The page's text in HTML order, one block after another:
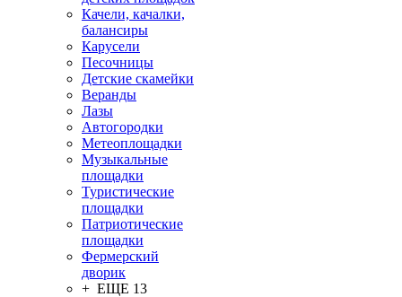
Качели, качалки,
балансиры
Карусели
Песочницы
Детские скамейки
Веранды
Лазы
Автогородки
Метеоплощадки
Музыкальные
площадки
Туристические
площадки
Патриотические
площадки
Фермерский
дворик
+ ЕЩЕ 13